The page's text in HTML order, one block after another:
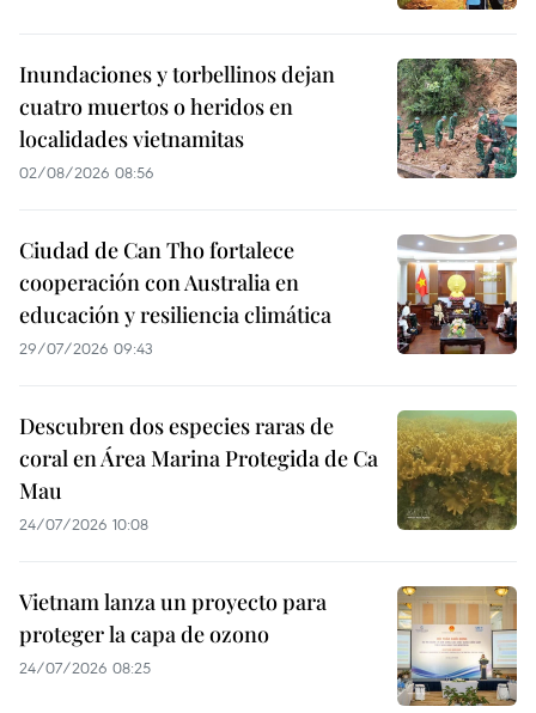
Inundaciones y torbellinos dejan
cuatro muertos o heridos en
localidades vietnamitas
02/08/2026 08:56
Ciudad de Can Tho fortalece
cooperación con Australia en
educación y resiliencia climática
29/07/2026 09:43
Descubren dos especies raras de
coral en Área Marina Protegida de Ca
Mau
24/07/2026 10:08
Vietnam lanza un proyecto para
proteger la capa de ozono
24/07/2026 08:25